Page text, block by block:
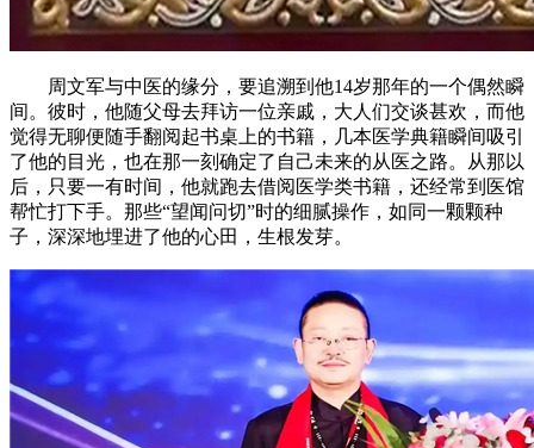
周文军与中医的缘分，要追溯到他14岁那年的一个偶然瞬
间。彼时，他随父母去拜访一位亲戚，大人们交谈甚欢，而他
觉得无聊便随手翻阅起书桌上的书籍，几本医学典籍瞬间吸引
了他的目光，也在那一刻确定了自己未来的从医之路。从那以
后，只要一有时间，他就跑去借阅医学类书籍，还经常到医馆
帮忙打下手。那些“望闻问切”时的细腻操作，如同一颗颗种
子，深深地埋进了他的心田，生根发芽。